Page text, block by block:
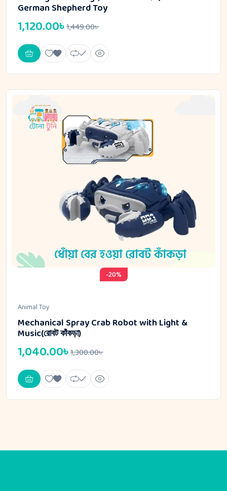
German Shepherd Toy
1,449.00৳
1,120.00৳
-20%
Animal Toy
Mechanical Spray Crab Robot with Light &
Music(রোবট কাঁকড়া)
1,300.00৳
1,040.00৳